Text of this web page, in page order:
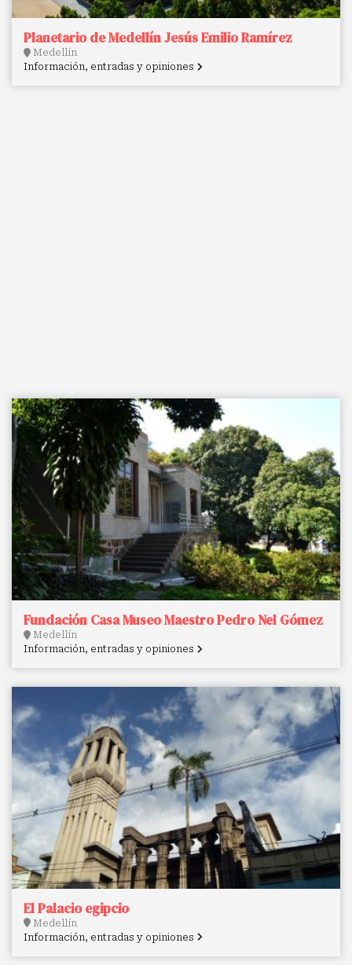
Planetario de Medellín Jesús Emilio Ramírez
Medellín
Información, entradas y opiniones
Fundación Casa Museo Maestro Pedro Nel Gómez
Medellín
Información, entradas y opiniones
El Palacio egipcio
Medellín
Información, entradas y opiniones